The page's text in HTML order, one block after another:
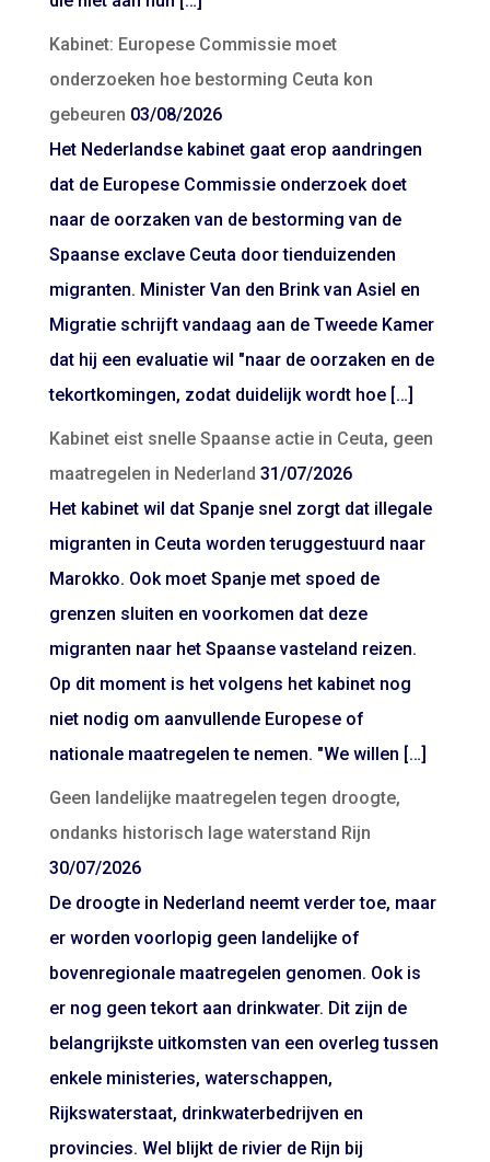
Kabinet: Europese Commissie moet
onderzoeken hoe bestorming Ceuta kon
gebeuren 03/08/2026
Het Nederlandse kabinet gaat erop aandringen
dat de Europese Commissie onderzoek doet
naar de oorzaken van de bestorming van de
Spaanse exclave Ceuta door tienduizenden
migranten. Minister Van den Brink van Asiel en
Migratie schrijft vandaag aan de Tweede Kamer
dat hij een evaluatie wil "naar de oorzaken en de
tekortkomingen, zodat duidelijk wordt hoe […]
Kabinet eist snelle Spaanse actie in Ceuta, geen
maatregelen in Nederland 31/07/2026
Het kabinet wil dat Spanje snel zorgt dat illegale
migranten in Ceuta worden teruggestuurd naar
Marokko. Ook moet Spanje met spoed de
grenzen sluiten en voorkomen dat deze
migranten naar het Spaanse vasteland reizen.
Op dit moment is het volgens het kabinet nog
niet nodig om aanvullende Europese of
nationale maatregelen te nemen. "We willen […]
Geen landelijke maatregelen tegen droogte,
ondanks historisch lage waterstand Rijn
30/07/2026
De droogte in Nederland neemt verder toe, maar
er worden voorlopig geen landelijke of
bovenregionale maatregelen genomen. Ook is
er nog geen tekort aan drinkwater. Dit zijn de
belangrijkste uitkomsten van een overleg tussen
enkele ministeries, waterschappen,
Rijkswaterstaat, drinkwaterbedrijven en
provincies. Wel blijkt de rivier de Rijn bij